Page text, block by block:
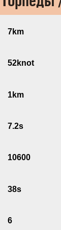
7km
52knot
1km
7.2s
10600
38s
6